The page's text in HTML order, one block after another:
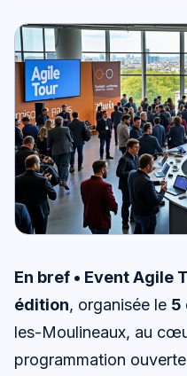
En bref • Event Agile
édition, organisée le 5
les-Moulineaux, au
programmation ouverte